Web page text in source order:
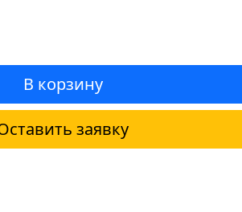
В корзину
заявку